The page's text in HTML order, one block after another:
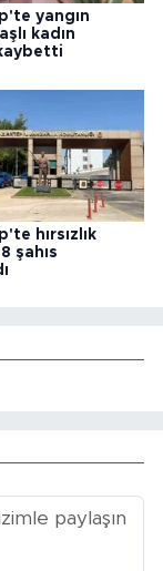
yangın
kadın
hırsızlık
şahıs